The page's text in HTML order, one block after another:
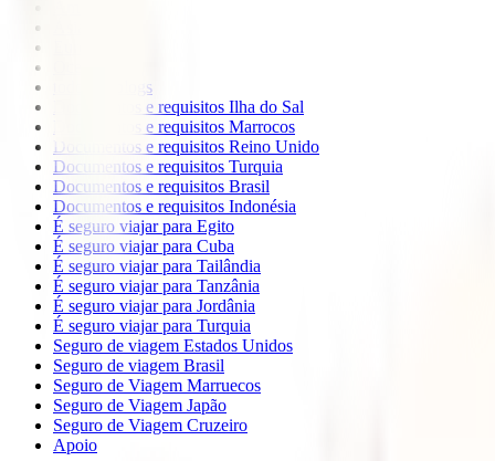
todos os blogs
Documentos e requisitos Ilha do Sal
Documentos e requisitos Marrocos
Documentos e requisitos Reino Unido
Documentos e requisitos Turquia
Documentos e requisitos Brasil
Documentos e requisitos Indonésia
É seguro viajar para Egito
É seguro viajar para Cuba
É seguro viajar para Tailândia
É seguro viajar para Tanzânia
É seguro viajar para Jordânia
É seguro viajar para Turquia
Seguro de viagem Estados Unidos
Seguro de viagem Brasil
Seguro de Viagem Marruecos
Seguro de Viagem Japão
Seguro de Viagem Cruzeiro
Apoio